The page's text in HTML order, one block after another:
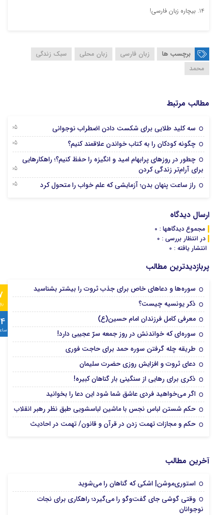
14. بیچاره زبان فارسی!
برچسب ها زبان فارسی زبان محلی
سبک زندگی
محمد
مطالب مرتبط
سه کلید طلایی برای شکست دادن اضطراب نوجوانی 05 آگوست 2026
چگونه کودکان را به کتاب خواندن علاقمند کنیم؟ 05 آگوست 2026
چطور در روزهای پرابهام امید و انگیزه را حفظ کنیم؟؛ راهکارهایی
برای آرام‌تر زندگی کردن
05 آگوست 2026
راز ساعت پنهان بدن؛ آزمایشی که علم خواب را متحول کرد 05 آگوست 2026
ارسال دیدگاه
مجموع دیدگاهها : 0
در انتظار بررسی : 0
انتشار یافته : 0
پربازدیدترین مطالب
سوره‌ها و دعاهای خاص برای جذب ثروت را بیشتر بشناسید
ذکر یونسیه چیست؟
معرفی کامل فرزندان امام حسین(ع)
سوره‌ای که خواندنش در روز جمعه سرّ عجیبی دارد!
طریقه چله گرفتن سوره حمد برای حاجت فوری
دعای ثروت و افزایش روزی حضرت سلیمان
ذکری برای رهایی از سنگینی بار گناهان کبیره!
اگر می‌خواهید فردی عاشق شما شود این دعا را بخوانید
حکم شستن لباس نجس با ماشین لباسشویی طبق نظر رهبر انقلاب
حکم و مجازات تهمت زدن در قرآن و قانون/ تهمت در احادیث‌
آخرین مطالب
استوری‌موشن| اشکی که گناهان را می‌شوید
وقتی گوشی جای گفت‌وگو را می‌گیرد؛ راهکاری برای نجات
نوجوانان